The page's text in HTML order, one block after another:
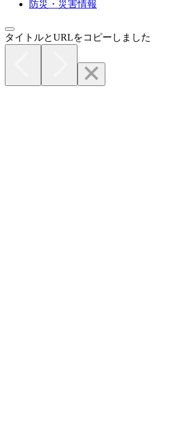
防災・災害情報
タイトルとURLをコピーしました